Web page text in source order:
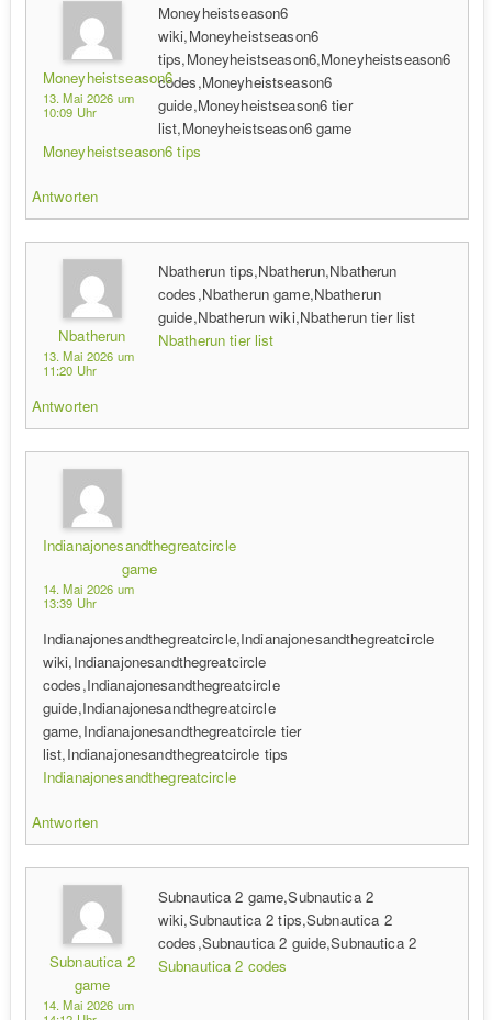
Moneyheistseason6
13. Mai 2026 um
10:09 Uhr
Moneyheistseason6
wiki,Moneyheistseason6
tips,Moneyheistseason6,Moneyheistseason6
codes,Moneyheistseason6
guide,Moneyheistseason6 tier
list,Moneyheistseason6 game
Moneyheistseason6 tips
Antworten
Nbatherun
13. Mai 2026 um
11:20 Uhr
Nbatherun tips,Nbatherun,Nbatherun
codes,Nbatherun game,Nbatherun
guide,Nbatherun wiki,Nbatherun tier list
Nbatherun tier list
Antworten
Indianajonesandthegreatcircle
game
14. Mai 2026 um
13:39 Uhr
Indianajonesandthegreatcircle,Indianajonesandthegreatcircle
wiki,Indianajonesandthegreatcircle
codes,Indianajonesandthegreatcircle
guide,Indianajonesandthegreatcircle
game,Indianajonesandthegreatcircle tier
list,Indianajonesandthegreatcircle tips
Indianajonesandthegreatcircle
Antworten
Subnautica 2
game
14. Mai 2026 um
Subnautica 2 game,Subnautica 2
wiki,Subnautica 2 tips,Subnautica 2
codes,Subnautica 2 guide,Subnautica 2
Subnautica 2 codes